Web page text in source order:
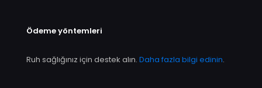
Ödeme yöntemleri
Ruh sağlığınız için destek alın. Daha fazla bilgi edinin.